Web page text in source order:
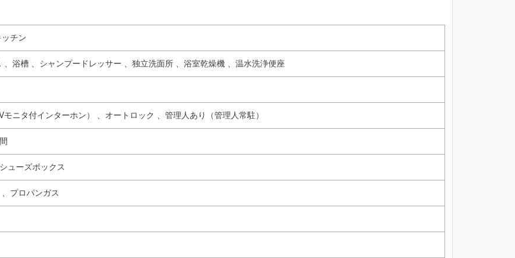
チン
浴槽 、 シャンプードレッサー 、 独立洗面所 、 浴室乾燥機 、 温水洗浄便座
ニタ付インターホン） 、 オートロック 、 管理人あり（管理人常駐）
シューズボックス
プロパンガス